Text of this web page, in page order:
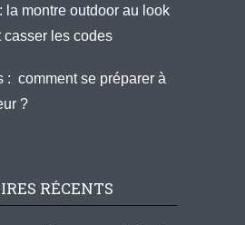
la montre outdoor au look
casser les codes
: comment se préparer à
?
RÉCENTS